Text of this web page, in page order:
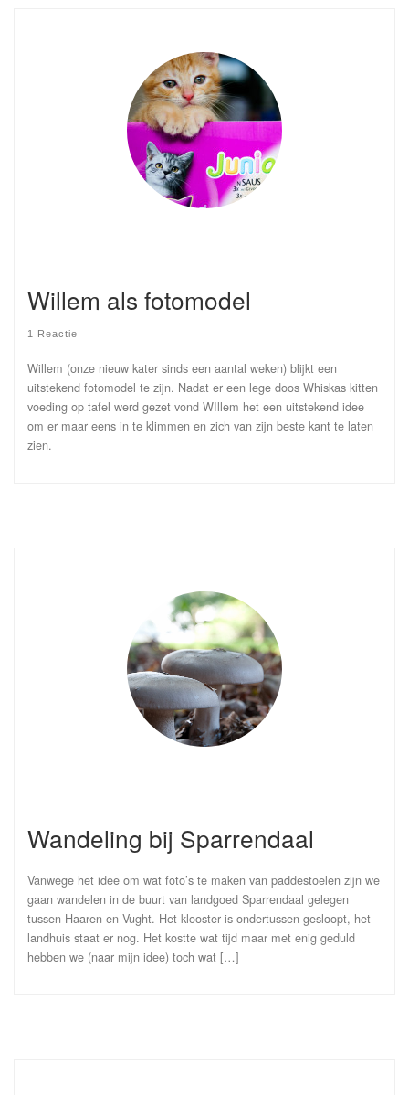
Willem als fotomodel
1 Reactie
Willem (onze nieuw kater sinds een aantal weken) blijkt een
uitstekend fotomodel te zijn. Nadat er een lege doos Whiskas kitten
voeding op tafel werd gezet vond WIllem het een uitstekend idee
om er maar eens in te klimmen en zich van zijn beste kant te laten
zien.
Wandeling bij Sparrendaal
Vanwege het idee om wat foto’s te maken van paddestoelen zijn we
gaan wandelen in de buurt van landgoed Sparrendaal gelegen
tussen Haaren en Vught. Het klooster is ondertussen gesloopt, het
landhuis staat er nog. Het kostte wat tijd maar met enig geduld
hebben we (naar mijn idee) toch wat […]